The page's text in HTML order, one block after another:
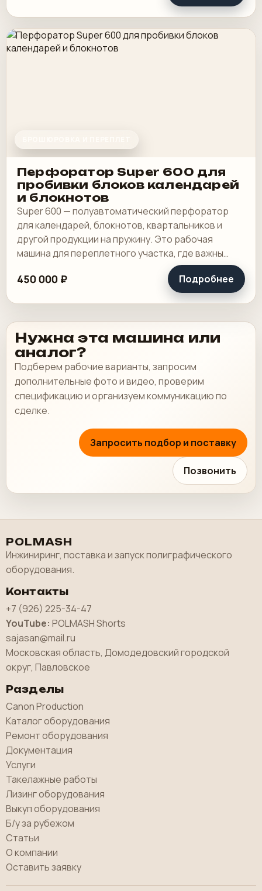
Перфоратор Super 600 для
пробивки блоков календарей
и блокнотов
Super 600 — полуавтоматический перфоратор
для календарей, блокнотов, квартальников и
другой продукции на пружину. Это рабочая
машина для переплетного участка, где важны
широкая зона пробивки, быстрая смена
инструмента и.
450 000 ₽ Подробнее
Нужна эта машина или
аналог?
Подберем рабочие варианты, запросим
дополнительные фото и видео, проверим
спецификацию и организуем коммуникацию по
сделке.
Запросить подбор и поставку
Позвонить
POLMASH
Инжиниринг, поставка и запуск полиграфического
оборудования.
Контакты
+7 (926) 225-34-47
YouTube: POLMASH Shorts
sajasan@mail.ru
Московская область, Домодедовский городской
округ, Павловское
Разделы
Canon Production
Каталог оборудования
Ремонт оборудования
Документация
Услуги
Такелажные работы
Лизинг оборудования
Выкуп оборудования
Б/у за рубежом
Статьи
О компании
Оставить заявку